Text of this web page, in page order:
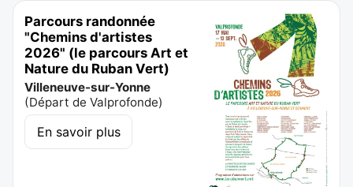
Parcours randonnée
"Chemins d'artistes
2026" (le parcours Art et
Nature du Ruban Vert)
Villeneuve-sur-Yonne
(Départ de Valprofonde)
En savoir plus